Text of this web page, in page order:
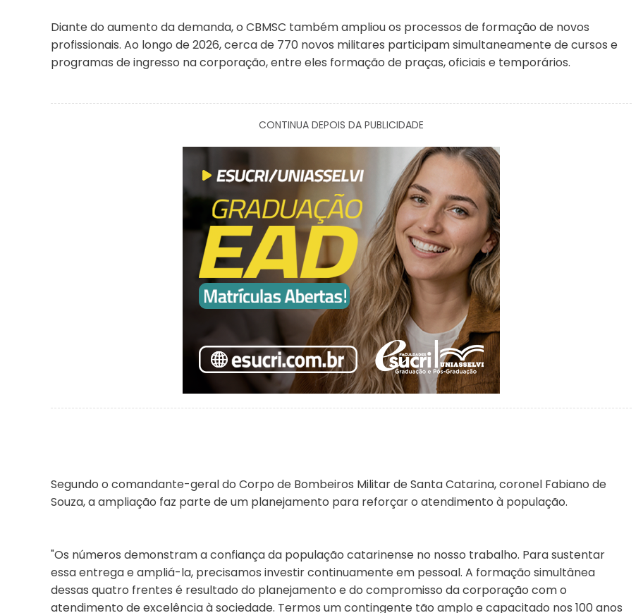
Diante do aumento da demanda, o CBMSC também ampliou os processos de formação de novos
profissionais. Ao longo de 2026, cerca de 770 novos militares participam simultaneamente de cursos e
programas de ingresso na corporação, entre eles formação de praças, oficiais e temporários.
CONTINUA DEPOIS DA PUBLICIDADE
Segundo o comandante-geral do Corpo de Bombeiros Militar de Santa Catarina, coronel Fabiano de
Souza, a ampliação faz parte de um planejamento para reforçar o atendimento à população.
"Os números demonstram a confiança da população catarinense no nosso trabalho. Para sustentar
essa entrega e ampliá-la, precisamos investir continuamente em pessoal. A formação simultânea
dessas quatro frentes é resultado do planejamento e do compromisso da corporação com o
atendimento de excelência à sociedade. Termos um contingente tão amplo e capacitado nos 100 anos